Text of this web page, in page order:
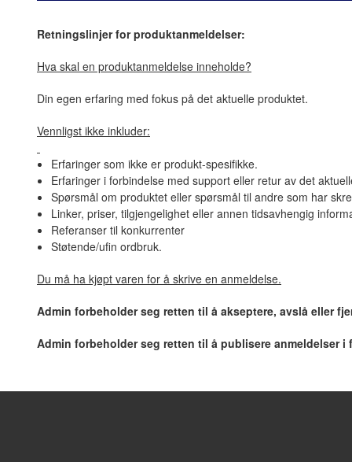
Retningslinjer for produktanmeldelser:
Hva skal en produktanmeldelse inneholde?
Din egen erfaring med fokus på det aktuelle produktet.
Vennligst ikke inkluder:
Erfaringer som ikke er produkt-spesifikke.
Erfaringer i forbindelse med support eller retur av det
Spørsmål om produktet eller spørsmål til andre som har
Linker, priser, tilgjengelighet eller annen tidsavhengig
Referanser til konkurrenter
Støtende/ufin ordbruk.
Du må ha kjøpt varen for å skrive en anmeldelse.
Admin forbeholder seg retten til å akseptere, avslå eller
Admin forbeholder seg retten til å publisere anmeldelser i